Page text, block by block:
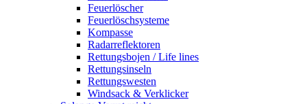
Feuerlöscher
Feuerlöschsysteme
Kompasse
Radarreflektoren
Rettungsbojen / Life lines
Rettungsinseln
Rettungswesten
Windsack & Verklicker